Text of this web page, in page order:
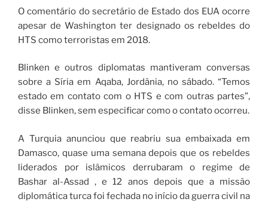
O comentário do secretário de Estado dos EUA ocorre
apesar de Washington ter designado os rebeldes do
HTS como terroristas em 2018.
Blinken e outros diplomatas mantiveram conversas
sobre a Síria em Aqaba, Jordânia, no sábado. “Temos
estado em contato com o HTS e com outras partes”,
disse Blinken, sem especificar como o contato ocorreu.
A Turquia anunciou que reabriu sua embaixada em
Damasco, quase uma semana depois que os rebeldes
liderados por islâmicos derrubaram o regime de
Bashar al-Assad , e 12 anos depois que a missão
diplomática turca foi fechada no início da guerra civil na